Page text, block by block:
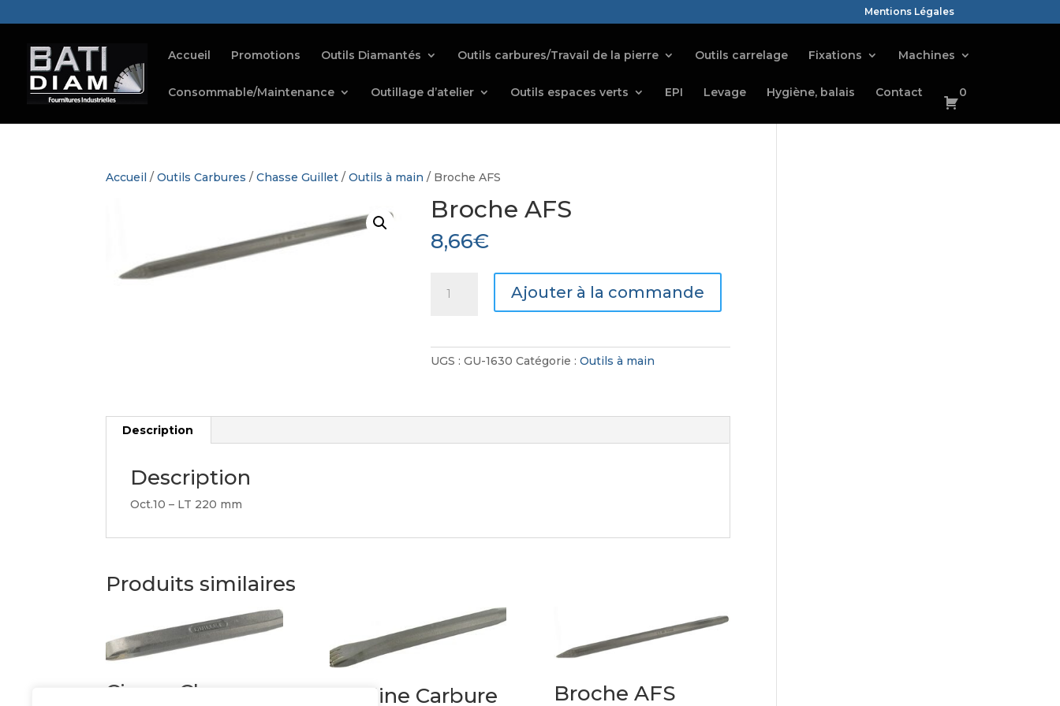
Mentions Légales
Accueil Promotions Outils Diamantés Outils carbures/Travail de la pierre Outils carrelage Fixations Machines
Consommable/Maintenance Outillage d’atelier Outils espaces verts EPI Levage Hygiène, balais Contact 0
Accueil /Outils Carbures /Chasse Guillet /Outils à main / Broche AFS
Broche AFS
8,66€
Ajouter à la commande
UGS :GU-1630 Catégorie :Outils à main
Description
Description
Oct.10 – LT 220 mm
Produits similaires
Ciseau Choc
Gradine Carbure
Broche AFS